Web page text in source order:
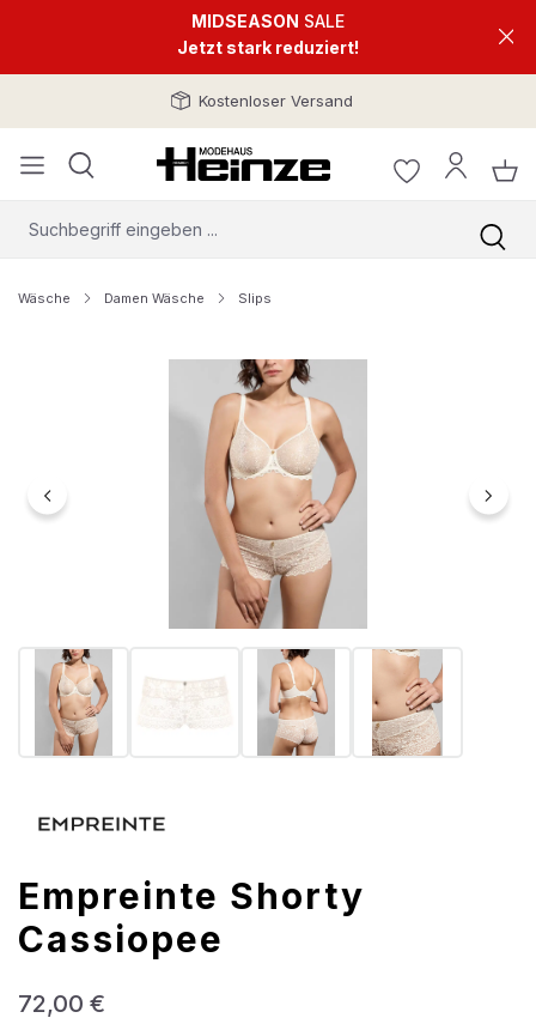
MIDSEASON SALE
Jetzt stark reduziert!
Kostenloser Versand
Wäsche Damen Wäsche Slips
Bildergalerie überspringen
Empreinte Shorty
Cassiopee
Regulärer Preis:
72,00 €